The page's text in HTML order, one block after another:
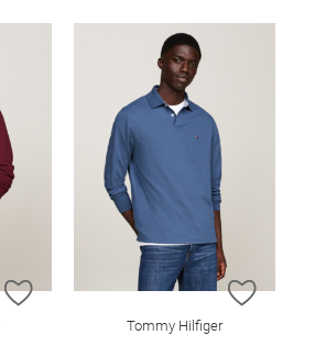
ZUR WUNSCHLISTE HINZUFÜGEN
ZUR
Tommy Hilfiger